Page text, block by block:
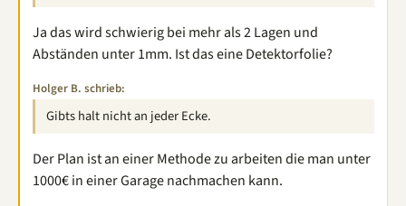
Ja das wird schwierig bei mehr als 2 Lagen und
Abständen unter 1mm. Ist das eine Detektorfolie?
Holger B. schrieb:
Gibts halt nicht an jeder Ecke.
Der Plan ist an einer Methode zu arbeiten die man unter
1000€ in einer Garage nachmachen kann.